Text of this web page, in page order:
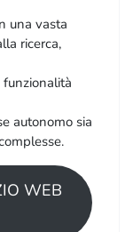
una vasta
ricerca,
funzionalità
autonomo sia
WEB